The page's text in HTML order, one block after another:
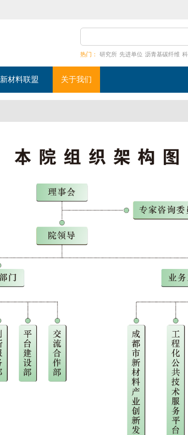
热门： 研究所 先进单位 沥青基碳纤维
新材料联盟 关于我们